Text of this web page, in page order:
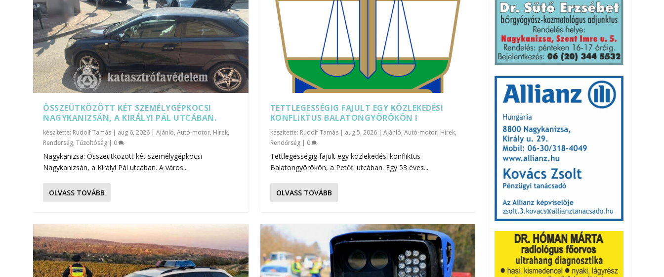
ÖSSZEÜTKÖZÖTT KÉT SZEMÉLYGÉPKOCSI
NAGYKANIZSÁN, A KIRÁLYI PÁL UTCÁBAN.
készítette: Rudolf Tamás | aug 6, 2026 |Ajánló,Autó-motor, Hírek,
Rendőrség,Tűzoltóság | 0
Nagykanizsa: Összeütközött két személygépkocsi
Nagykanizsán, a Királyi Pál utcában. A város...
OLVASS TOVÁBB
TETTLEGESSÉGIG FAJULT EGY KÖZLEKEDÉSI
KONFLIKTUS BALATONGYÖRÖKÖN !
készítette: Rudolf Tamás| aug 5, 2026| Ajánló, Autó-motor, Hírek,
Rendőrség| 0
Tettlegességig fajult egy közlekedési konfliktus
Balatongyörökön, a Petőfi utcában. Egy 53 éves...
OLVASS TOVÁBB